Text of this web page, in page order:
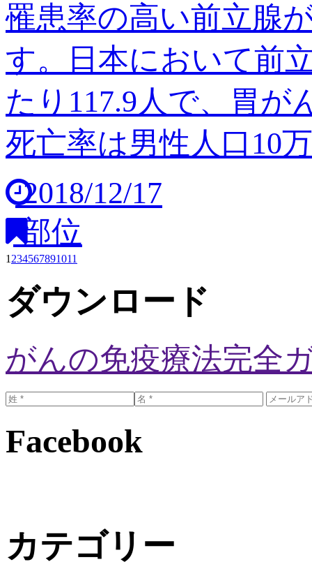
罹患率の高い前立腺
す。日本において前
たり117.9人で、胃が
死亡率は男性人口10
2018/12/17
部位
1 234567891011
ダウンロード
がんの免疫療法完全
Facebook
カテゴリー